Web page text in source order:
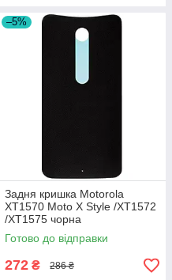
–5%
Задня кришка Motorola
XT1570 Moto X Style /XT1572
/XT1575 чорна
Готово до відправки
272 ₴ 286 ₴